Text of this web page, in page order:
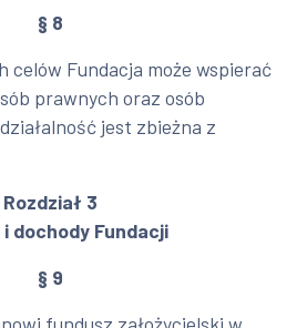
§ 8
celów Fundacja może wspierać
prawnych oraz osób
jest zbieżna z
Rozdział 3
i dochody Fundacji
§ 9